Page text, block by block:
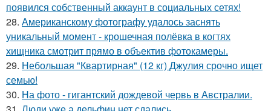
появился собственный аккаунт в социальных сетях!
28. Американскому фотографу удалось заснять
уникальный момент - крошечная полёвка в когтях
хищника смотрит прямо в объектив фотокамеры.
29. Небольшая "Квартирная" (12 кг) Джулия срочно ищет
семью!
30. На фото - гигантский дождевой червь в Австралии.